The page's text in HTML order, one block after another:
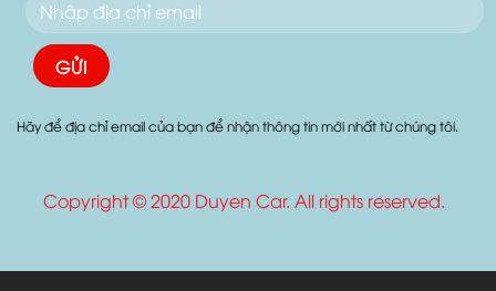
Hãy để địa chỉ email của bạn để nhận thông tin mới nhất từ chúng tôi.
Copyright © 2020 Duyen Car. All rights reserved.